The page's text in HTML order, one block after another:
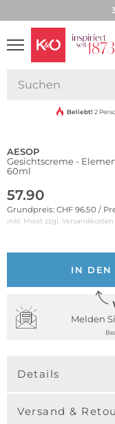
VIBES
Beliebt! 2
AESOP
Gesichtscreme -
60ml
57.90
Grundpreis: CHF 96.50 /
inkl. Mwst zzgl. Versandkosten
IN DEN
Melden
Details
Versand &